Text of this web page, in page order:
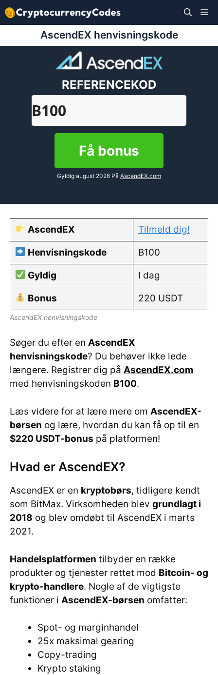
Hop
til
AscendEX henvisningskode
REFERENCEKOD
B100
Få bonus
Gyldig august 2026 På AscendEX.com
AscendEX Tilmeld dig!
Henvisningskode B100
Gyldig I dag
Bonus 220 USDT
AscendEX henvisningskode
Søger du efter en AscendEX
henvisningskode? Du behøver ikke lede
længere. Registrer dig på AscendEX.com
med henvisningskoden B100.
Læs videre for at lære mere om AscendEX-
børsen og lære, hvordan du kan få op til en
$220 USDT-bonus på platformen!
Hvad er AscendEX?
AscendEX er en kryptobørs, tidligere kendt
som BitMax. Virksomheden blev grundlagt i
2018 og blev omdøbt til AscendEX i marts
2021.
Handelsplatformen tilbyder en række
produkter og tjenester rettet mod Bitcoin- og
krypto-handlere. Nogle af de vigtigste
funktioner i AscendEX-børsen omfatter:
Spot- og marginhandel
25x maksimal gearing
Copy-trading
Krypto staking